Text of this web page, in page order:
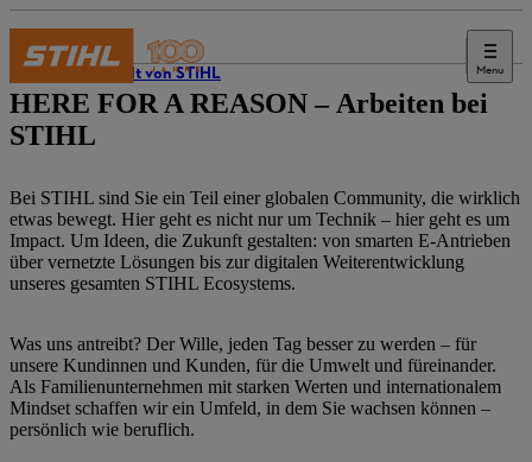
Menu
Die Welt von STIHL
HERE FOR A REASON – Arbeiten bei
STIHL
Bei STIHL sind Sie ein Teil einer globalen Community, die wirklich
etwas bewegt. Hier geht es nicht nur um Technik – hier geht es um
Impact. Um Ideen, die Zukunft gestalten: von smarten E-Antrieben
über vernetzte Lösungen bis zur digitalen Weiterentwicklung
unseres gesamten STIHL Ecosystems.
Was uns antreibt? Der Wille, jeden Tag besser zu werden – für
unsere Kundinnen und Kunden, für die Umwelt und füreinander.
Als Familienunternehmen mit starken Werten und internationalem
Mindset schaffen wir ein Umfeld, in dem Sie wachsen können –
persönlich wie beruflich.